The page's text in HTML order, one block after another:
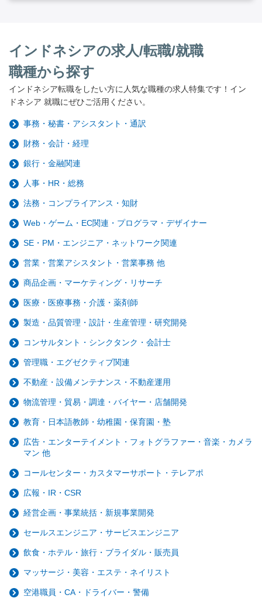
インドネシアの求人/転職/就職
職種から探す
インドネシア転職をしたい方に人気な職種の求人特集です！イン
ドネシア 就職にぜひご活用ください。
事務・秘書・アシスタント・通訳
財務・会計・経理
銀行・金融関連
人事・HR・総務
法務・コンプライアンス・知財
Web・ゲーム・EC関連・プログラマ・デザイナー
SE・PM・エンジニア・ネットワーク関連
営業・営業アシスタント・営業事務 他
商品企画・マーケティング・リサーチ
医療・医療事務・介護・薬剤師
製造・品質管理・設計・生産管理・研究開発
コンサルタント・シンクタンク・会計士
管理職・エグゼクティブ関連
不動産・設備メンテナンス・不動産運用
物流管理・貿易・調達・バイヤー・店舗開発
教育・日本語教師・幼稚園・保育園・塾
広告・エンターテイメント・フォトグラファー・音楽・カメラ
マン 他
コールセンター・カスタマーサポート・テレアポ
広報・IR・CSR
経営企画・事業統括・新規事業開発
セールスエンジニア・サービスエンジニア
飲食・ホテル・旅行・ブライダル・販売員
マッサージ・美容・エステ・ネイリスト
空港職員・CA・ドライバー・警備